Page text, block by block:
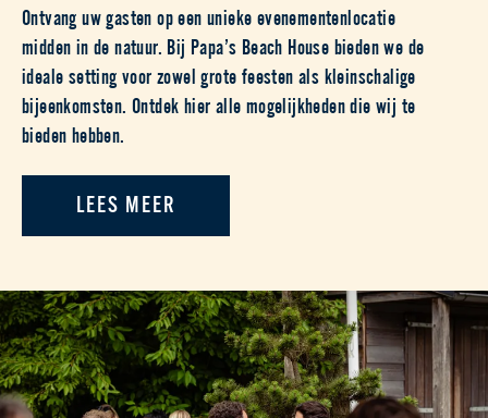
Ontvang uw gasten op een unieke evenementenlocatie
midden in de natuur. Bij Papa’s Beach House bieden we de
ideale setting voor zowel grote feesten als kleinschalige
bijeenkomsten. Ontdek hier alle mogelijkheden die wij te
bieden hebben.
LEES MEER